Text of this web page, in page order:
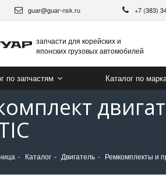
guar@guar-nsk.ru +7 (383)
запчасти для корейских и
японских грузовых автомобилей
по запчастям Каталог по
Каталог Двигатель Ремкомплекты и